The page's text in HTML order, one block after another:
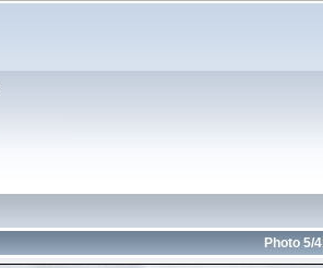
Photo 5/